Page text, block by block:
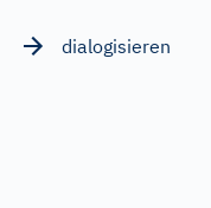
dialogisieren